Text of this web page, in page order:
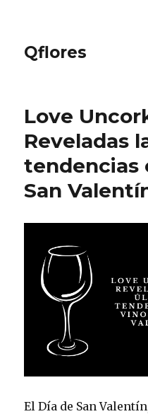
Qflores
Love
Reveladas
tendencias
San
El Día de San